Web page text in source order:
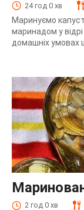
24 год 0 хв
Маринуємо
маринадом у
домашніх умовах
2 год 0 хв